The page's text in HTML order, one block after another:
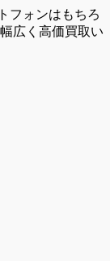
フォンはもちろ
広く高価買取い